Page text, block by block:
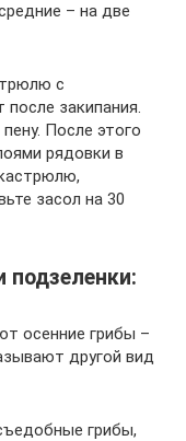
– на две
с
закипания.
После этого
рядовки в
засол на 30
подзеленки:
осенние грибы –
другой вид
грибы,